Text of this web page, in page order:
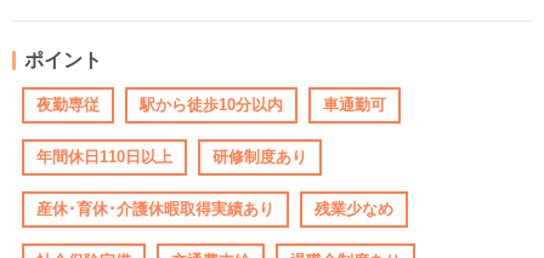
ポイント
夜勤専従 駅から徒歩10分以内 車通勤可
年間休日110日以上 研修制度あり
産休･育休･介護休暇取得実績あり 残業少なめ